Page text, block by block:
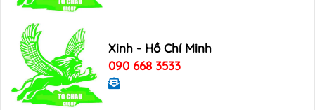
Xinh - Hồ Chí Minh
090 668 3533